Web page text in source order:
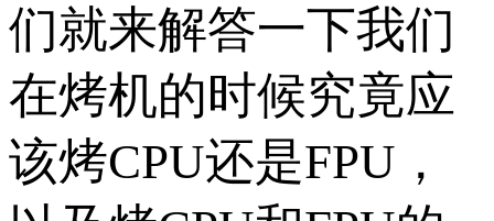
们就来解答一下我们
在烤机的时候究竟应
该烤CPU还是FPU，